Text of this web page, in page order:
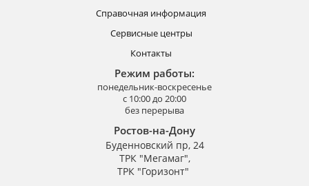
Справочная информация
Сервисные центры
Контакты
Режим работы:
понедельник-воскресенье
с 10:00 до 20:00
без перерыва
Ростов-на-Дону
Буденновский пр, 24
ТРК "Мегамаг",
ТРК "Горизонт"